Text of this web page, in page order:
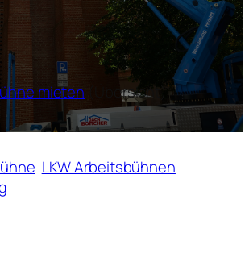
mieten (Übersicht)
LKW Arbeitsbühnen